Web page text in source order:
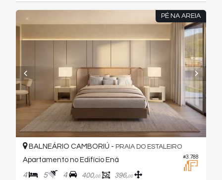
PÉ NA AREIA
#3.788
BALNEÁRIO CAMBORIÚ - PRAIA DO ESTALEIRO
Apartamento no Edifício Ená
4 5 4 400,00 396,00